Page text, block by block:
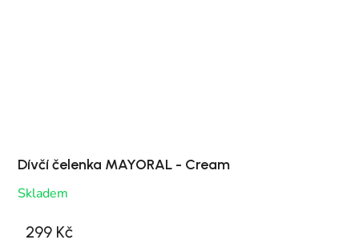
Dívčí čelenka MAYORAL - Cream
Skladem
299 Kč